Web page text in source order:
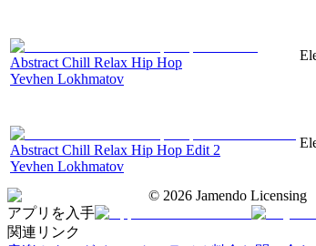
Abstract Chill Relax Hip Hop
Yevhen Lokhmatov
Abstract Chill Relax Hip Hop Edit 2
Yevhen Lokhmatov
© 2026 Jamendo Licensing
アプリを入手
関連リンク